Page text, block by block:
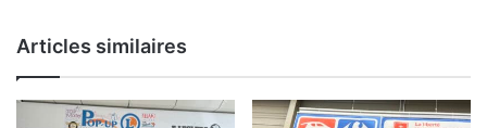
Articles similaires